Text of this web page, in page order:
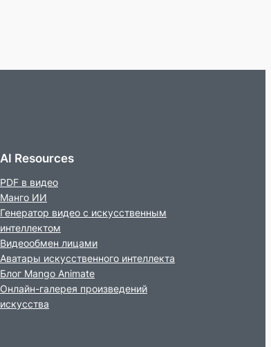
AI Resources
PDF в видео
Манго ИИ
Генератор видео с искусственным
интеллектом
Видеообмен лицами
Аватары искусственного интеллекта
Блог Mango Animate
Онлайн-галерея произведений
искусства